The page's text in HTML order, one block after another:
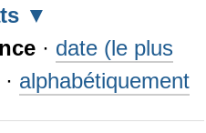
· date (le plus
· alphabétiquement